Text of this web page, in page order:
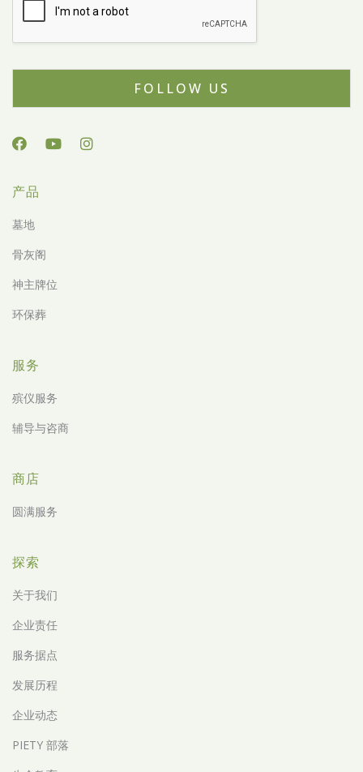
FOLLOW US
产品
墓地
骨灰阁
神主牌位
环保葬
服务
殡仪服务
辅导与咨商
商店
圆满服务
探索
关于我们
企业责任
服务据点
发展历程
企业动态
PIETY 部落